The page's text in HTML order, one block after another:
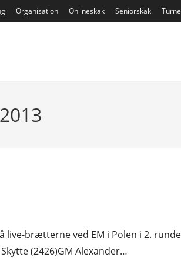
Organisation Onlineskak Seniorskak
brætterne ved EM i Polen i 2. runde
(2426)GM Alexander…